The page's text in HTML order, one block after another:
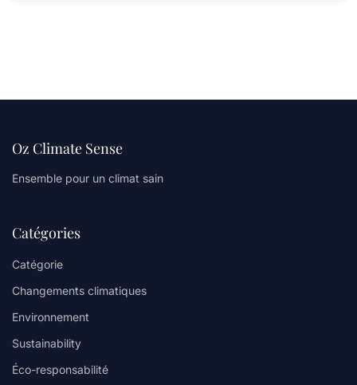
Oz Climate Sense
Ensemble pour un climat sain
Catégories
Catégorie
Changements climatiques
Environnement
Sustainability
Éco-responsabilité